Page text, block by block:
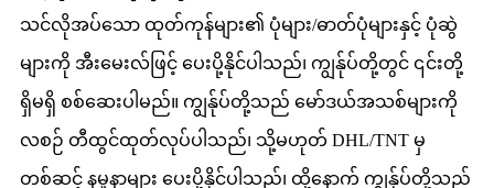
သင်လိုအပ်သော ထုတ်ကုန်များ၏ ပုံများ/ဓာတ်ပုံများနှင့် ပုံဆွဲ
များကို အီးမေးလ်ဖြင့် ပေးပို့နိုင်ပါသည်၊ ကျွန်ုပ်တို့တွင် ၎င်းတို့
ရှိမရှိ စစ်ဆေးပါမည်။ ကျွန်ုပ်တို့သည် မော်ဒယ်အသစ်များကို
လစဉ် တီထွင်ထုတ်လုပ်ပါသည်၊ သို့မဟုတ် DHL/TNT မှ
တစ်ဆင့် နမူနာများ ပေးပို့နိုင်ပါသည်၊ ထို့နောက် ကျွန်ုပ်တို့သည်